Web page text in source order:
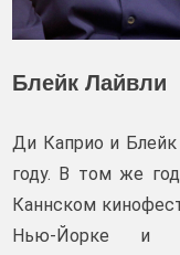
Блейк Лайвли
Ди Каприо и Блейк
году. В том же
Каннском
Нью-Йорке и